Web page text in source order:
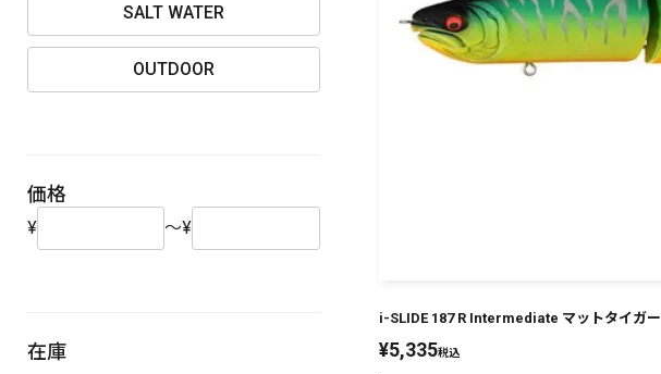
SALT WATER
OUTDOOR
価格
¥ ～¥
在庫
i-SLIDE 187 R Intermediate マットタイガー
¥5,335税込